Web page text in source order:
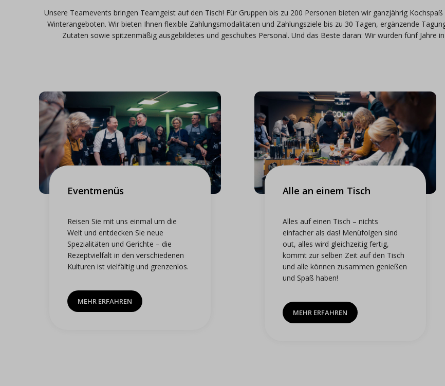
Unsere Teamevents bringen Teamgeist auf den Tisch! Für Gruppen bis zu 200 Personen bieten wir ganzjährig
Winterangeboten. Wir bieten Ihnen flexible Zahlungsmodalitäten und Zahlungsziele bis zu 30 Tagen, ergänzende
Zutaten sowie spitzenmäßig ausgebildetes und geschultes Personal. Und das Beste daran: Wir wurden fünf Jahre
Eventmenüs
Reisen Sie mit uns einmal um die
Welt und entdecken Sie neue
Spezialitäten und Gerichte – die
Rezeptvielfalt in den verschiedenen
Kulturen ist vielfältig und gren­zenlos.
MEHR ERFAHREN
Alle an einem Tisch
Alles auf einen Tisch – nichts
einfacher als das! Menüfolgen sind
out, alles wird gleichzeitig fertig,
kommt zur selben Zeit auf den Tisch
und alle können zusammen genießen
und Spaß haben!
MEHR ERFAHREN